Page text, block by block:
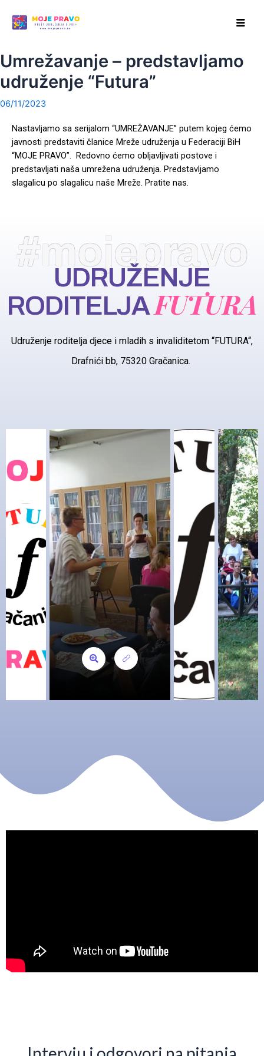
content
Umrežavanje – predstavljamo
udruženje “Futura”
06/11/2023
Nastavljamo sa serijalom “UMREŽAVANJE” putem kojeg ćemo
javnosti predstaviti članice Mreže udruženja u Federaciji BiH
“MOJE PRAVO”. Redovno ćemo obljavljivati postove i
predstavljati naša umrežena udruženja. Predstavljamo
slagalicu po slagalicu naše Mreže. Pratite nas.
#mojepravo
UDRUŽENJE
RODITELJAFUTURA
Udruženje roditelja djece i mladih s invaliditetom “FUTURA“,
Drafnići bb, 75320 Gračanica.
navigation